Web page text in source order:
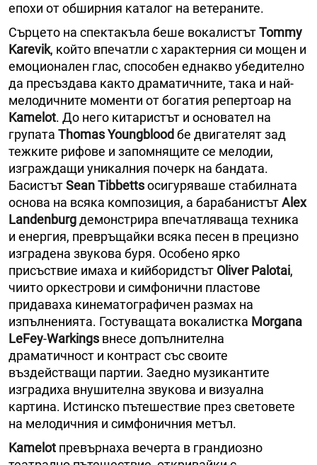
епохи от обширния каталог на ветераните.
Сърцето на спектакъла беше вокалистътTommy
Karevik, който впечатли с характерния си мощен и
емоционален глас, способен еднакво убедително
да пресъздава както драматичните, така и най-
мелодичните моменти от богатия репертоар на
Kamelot. До него китаристът и основател на
групата Thomas Youngblood бе двигателят зад
тежките рифове и запомнящите се мелодии,
изграждащи уникалния почерк на бандата.
БасистътSean Tibbettsосигуряваше стабилната
основа на всяка композиция, а барабанистътAlex
Landenburgдемонстрира впечатляваща техника
и енергия, превръщайки всяка песен в прецизно
изградена звукова буря. Особено ярко
присъствие имаха и кийборидстът Oliver Palotai,
чиито оркестрови и симфонични пластове
придаваха кинематографичен размах на
изпълненията. Гостуващата вокалистка Morgana
LeFey-Warkings внесе допълнителна
драматичност и контраст със своите
въздействащи партии. Заедно музикантите
изградиха внушителна звукова и визуална
картина. Истинско пътешествие през световете
на мелодичния и симфоничния метъл.
Kamelot превърнаха вечерта в грандиозно